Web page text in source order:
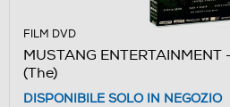
FILM DVD
MUSTANG
(The)
DISPONIBILE SOLO IN NEGOZIO